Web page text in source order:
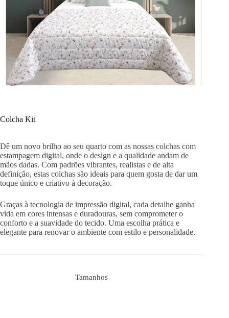
Colcha Kit
Dê um novo brilho ao seu quarto com as nossas colchas com
estampagem digital, onde o design e a qualidade andam de
mãos dadas. Com padrões vibrantes, realistas e de alta
definição, estas colchas são ideais para quem gosta de dar um
toque único e criativo à decoração.
Graças à tecnologia de impressão digital, cada detalhe ganha
vida em cores intensas e duradouras, sem comprometer o
conforto e a suavidade do tecido. Uma escolha prática e
elegante para renovar o ambiente com estilo e personalidade.
Tamanhos